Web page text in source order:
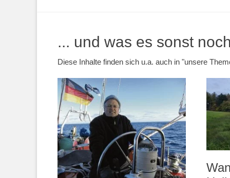
... und was es sonst
Diese Inhalte finden sich u.a. auch in "unsere